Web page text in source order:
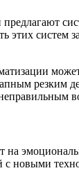
систем
резким
новыми